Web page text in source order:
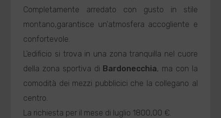
Completamente arredato con gusto in stile
montano,garantisce un'atmosfera accogliente e
confortevole.
L'edificio si trova in una zona tranquilla nel cuore
della zona sportiva di Bardonecchia, ma con la
comodità dei mezzi pubblicici che la collegano al
centro.
La richiesta per il mese di luglio 1800,00 €.